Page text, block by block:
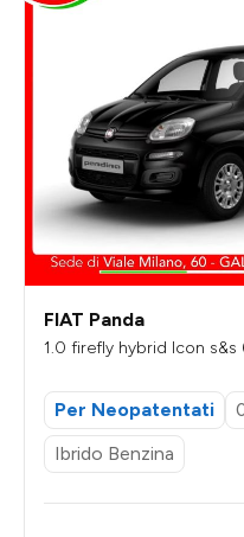
FIAT Panda
1.0 firefly hybrid Icon s&s
Per Neopatentati
Ibrido Benzina